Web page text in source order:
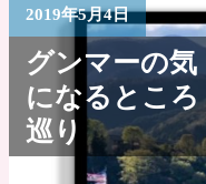
2019年5月4日
グンマーの気
になるところ
巡り